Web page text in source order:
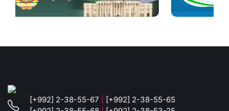
[+992] 2-38-55-67
[+992] 2-38-55-65